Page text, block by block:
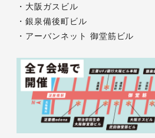
・大阪ガスビル
・銀泉備後町ビル
・アーバンネット 御堂筋ビル